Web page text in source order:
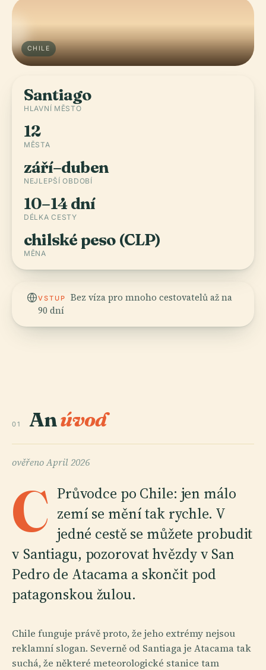
CHILE
Santiago
HLAVNÍ MĚSTO
12
MĚSTA
září–duben
NEJLEPŠÍ OBDOBÍ
10–14 dní
DÉLKA CESTY
chilské peso (CLP)
MĚNA
VSTUP
Bez víza pro mnoho cestovatelů až na
90 dní
01 Anúvod
ověřenoApril 2026
C Průvodce po Chile: jen málo
zemí se mění tak rychle. V
jedné cestě se můžete probudit
v Santiagu, pozorovat hvězdy v San
Pedro de Atacama a skončit pod
patagonskou žulou.
Chile funguje právě proto, že jeho extrémy nejsou
reklamní slogan. Severně od Santiaga je Atacama tak
suchá, že některé meteorologické stanice tam